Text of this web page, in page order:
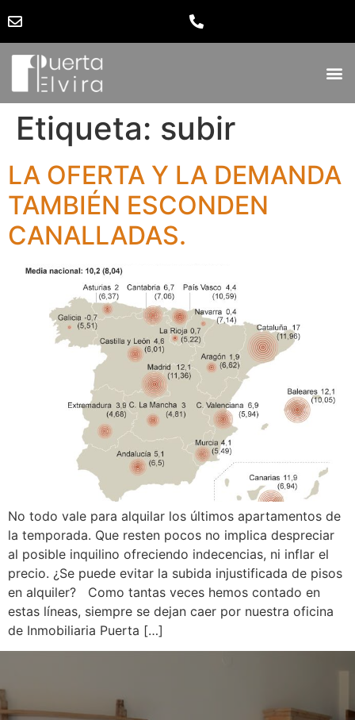
Etiqueta: subir
LA OFERTA Y LA DEMANDA
TAMBIÉN ESCONDEN
CANALLADAS.
No todo vale para alquilar los últimos apartamentos de
la temporada. Que resten pocos no implica despreciar
al posible inquilino ofreciendo indecencias, ni inflar el
precio. ¿Se puede evitar la subida injustificada de pisos
en alquiler? Como tantas veces hemos contado en
estas líneas, siempre se dejan caer por nuestra oficina
de Inmobiliaria Puerta […]